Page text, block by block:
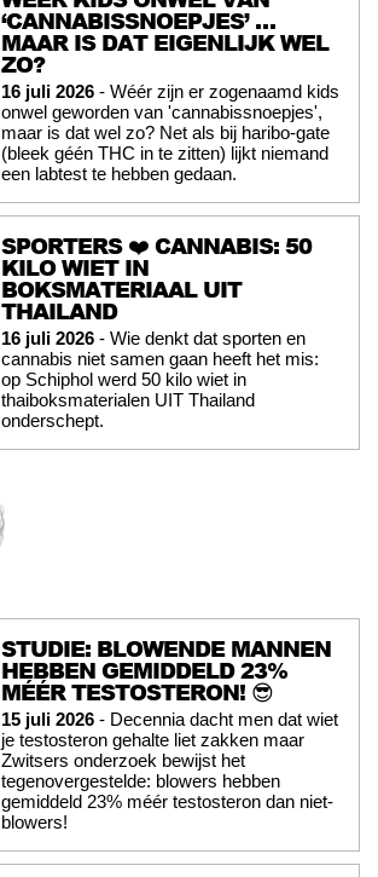
‘CANNABISSNOEPJES’ …
MAAR IS DAT EIGENLIJK WEL
ZO?
16 juli 2026 - Wéér zijn er zogenaamd kids
onwel geworden van 'cannabissnoepjes',
maar is dat wel zo? Net als bij haribo-gate
(bleek géén THC in te zitten) lijkt niemand
een labtest te hebben gedaan.
SPORTERS ❤️ CANNABIS: 50
KILO WIET IN
BOKSMATERIAAL UIT
THAILAND
16 juli 2026 - Wie denkt dat sporten en
cannabis niet samen gaan heeft het mis:
op Schiphol werd 50 kilo wiet in
thaiboksmaterialen UIT Thailand
onderschept.
STUDIE: BLOWENDE MANNEN
HEBBEN GEMIDDELD 23%
MÉÉR TESTOSTERON! 😎
15 juli 2026 - Decennia dacht men dat wiet
je testosteron gehalte liet zakken maar
Zwitsers onderzoek bewijst het
tegenovergestelde: blowers hebben
gemiddeld 23% méér testosteron dan niet-
blowers!